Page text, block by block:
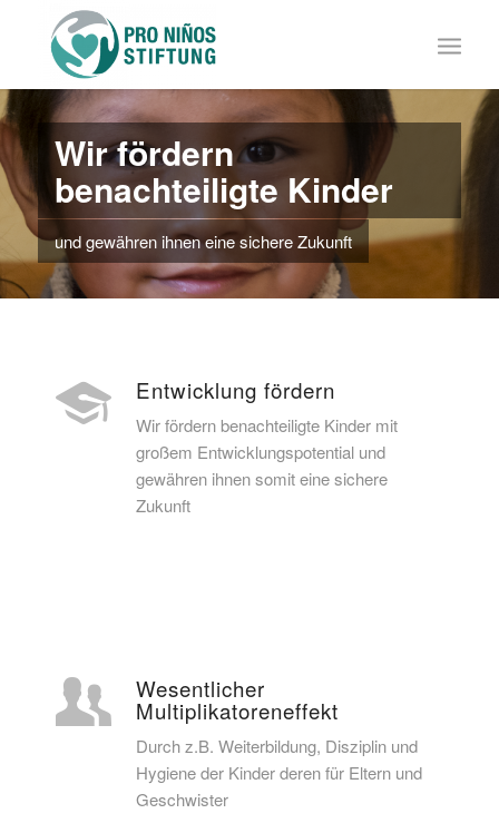
Wir fördern
benachteiligte Kinder
und gewähren ihnen eine sichere Zukunft
Entwicklung fördern
Wir fördern benachteiligte Kinder mit
großem Entwicklungspotential und
gewähren ihnen somit eine sichere
Zukunft
Wesentlicher
Multiplikatoreneffekt
Durch z.B. Weiterbildung, Disziplin und
Hygiene der Kinder deren für Eltern und
Geschwister